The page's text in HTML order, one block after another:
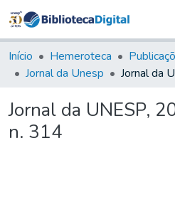
&
Tudo
Digital
Início Hemeroteca
Jornal da Unesp
Jornal da UNESP,
n. 314